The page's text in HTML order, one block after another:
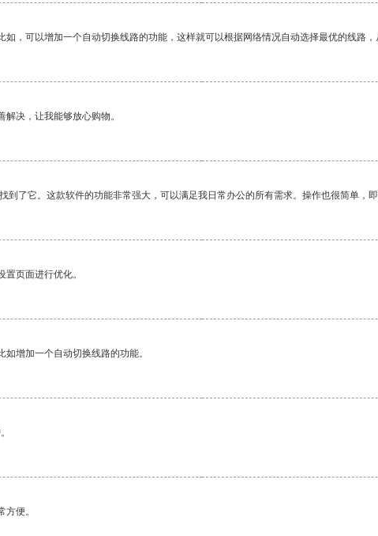
，可以增加一个自动切换线路的功能，这样就可以根据网络情况自动选择最优的线路，
决，让我能够放心购物。
了它。这款软件的功能非常强大，可以满足我日常办公的所有需求。操作也很简单，即
页面进行优化。
增加一个自动切换线路的功能。
便。